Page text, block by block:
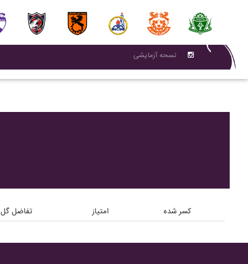
نسحه آزمایشی
تفاضل گل امتیاز کسر شده